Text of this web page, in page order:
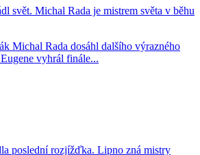
svět. Michal Rada je mistrem světa v běhu
Michal Rada dosáhl dalšího výrazného
vyhrál finále...
poslední rozjížďka. Lipno zná mistry